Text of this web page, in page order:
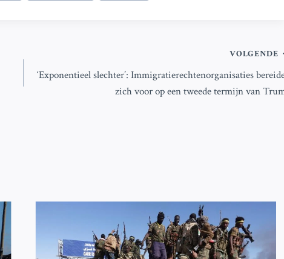
VOLGENDE
‘Exponentieel slechter’: Immigratierechtenorganisaties
zich voor op een tweede termijn van